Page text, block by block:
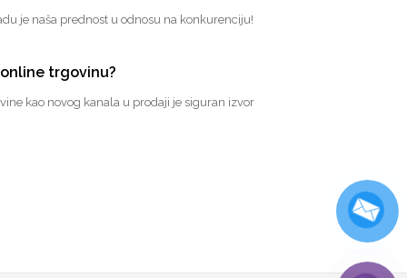
je naša prednost u odnosu na konkurenciju!
trgovinu?
kao novog kanala u prodaji je siguran izvor